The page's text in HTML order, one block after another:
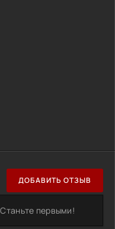
ДОБАВИТЬ ОТЗЫВ
первыми!